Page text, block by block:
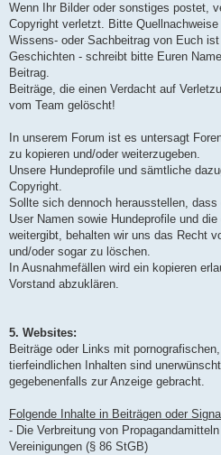
Wenn Ihr Bilder oder sonstiges postet,
Copyright verletzt. Bitte
Wissens- oder Sachbeitrag von Euch
Geschichten - schreibt bitte Euren
Beitrag.
Beiträge, die einen Verdacht auf
vom Team gelöscht!
In unserem Forum ist es untersagt
zu kopieren und/oder weiterzugeben.
Unsere Hundeprofile und sämtliche
Copyright.
Sollte sich dennoch herausstellen, dass
User Namen sowie Hundeprofile und
weitergibt, behalten wir uns das Recht
und/oder sogar zu löschen.
In Ausnahmefällen wird ein kopieren
Vorstand abzuklären.
5. Websites:
Beiträge oder Links mit
tierfeindlichen Inhalten sind
gegebenenfalls zur Anzeige gebracht.
Folgende Inhalte in Beiträgen oder
- Die Verbreitung von
Vereinigungen (§ 86 StGB)